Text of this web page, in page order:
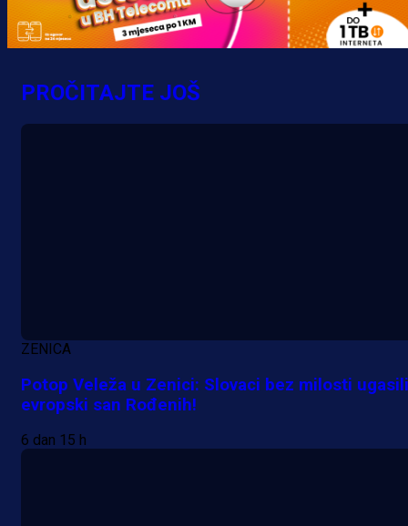
A Selekcija
Lukić seli u Bundesligu? Dva
PROČITAJTE JOŠ
ZENICA
Potop Veleža u Zenici: Slovaci bez milosti ugasili
evropski san Rođenih!
6 dan 15 h